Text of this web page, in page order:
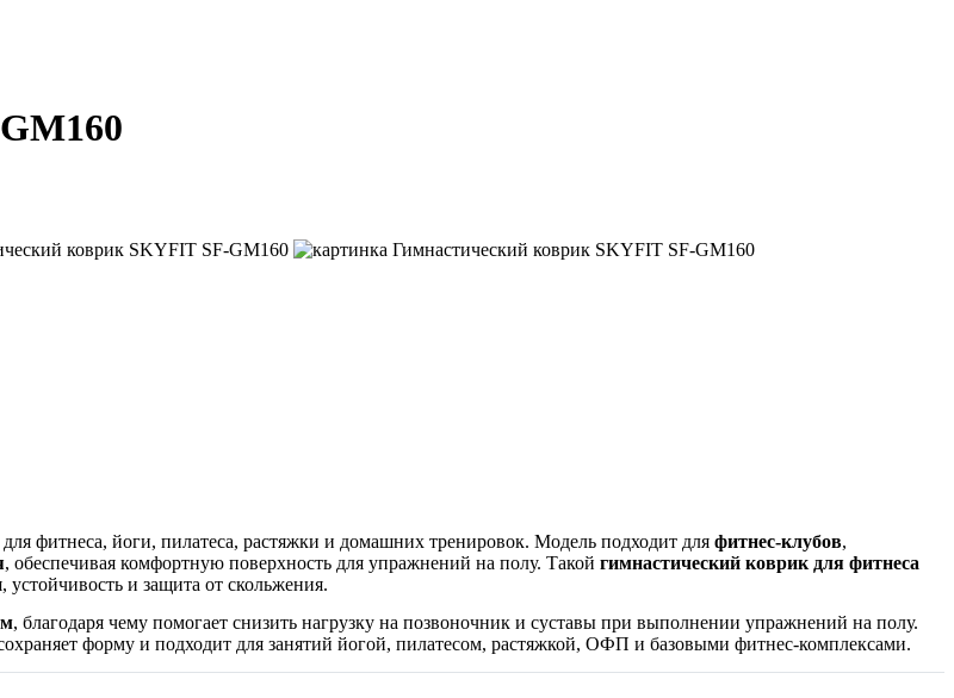
фитнеса, йоги, пилатеса, растяжки и домашних тренировок. Модель подходит для фитнес-клубов,
, обеспечивая комфортную поверхность для упражнений на полу. Такой гимнастический коврик для фитнеса
и защита от скольжения.
, благодаря чему помогает снизить нагрузку на позвоночник и суставы при выполнении упражнений на полу.
форму и подходит для занятий йогой, пилатесом, растяжкой, ОФП и базовыми фитнес-комплексами.